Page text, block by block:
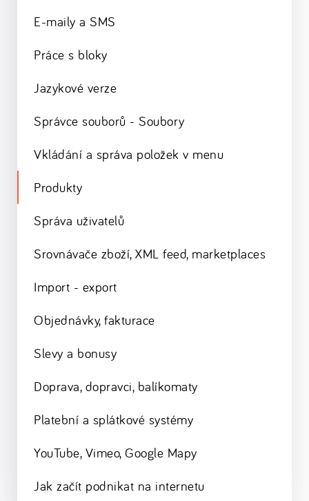
E-maily a SMS
Práce s bloky
Jazykové verze
Správce souborů - Soubory
Vkládání a správa položek v menu
Produkty
Správa uživatelů
Srovnávače zboží, XML feed, marketplaces
Import - export
Objednávky, fakturace
Slevy a bonusy
Doprava, dopravci, balíkomaty
Platební a splátkové systémy
YouTube, Vimeo, Google Mapy
Jak začít podnikat na internetu